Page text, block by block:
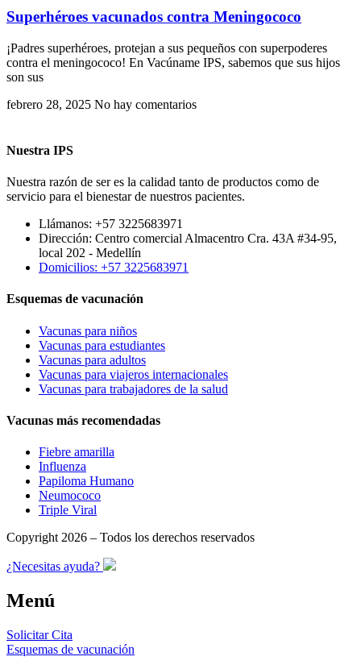
Superhéroes vacunados contra Meningococo
¡Padres superhéroes, protejan a sus pequeños con superpoderes
contra el meningococo! En Vacúname IPS, sabemos que sus hijos
son sus
febrero 28, 2025 No hay comentarios
Nuestra IPS
Nuestra razón de ser es la calidad tanto de productos como de
servicio para el bienestar de nuestros pacientes.
Llámanos: +57 3225683971
Dirección: Centro comercial Almacentro Cra. 43A #34-95,
local 202 - Medellín
Domicilios: +57 3225683971
Esquemas de vacunación
Vacunas para niños
Vacunas para estudiantes
Vacunas para adultos
Vacunas para viajeros internacionales
Vacunas para trabajadores de la salud
Vacunas más recomendadas
Fiebre amarilla
Influenza
Papiloma Humano
Neumococo
Triple Viral
Copyright 2026 – Todos los derechos reservados
¿Necesitas ayuda?
Menú
Solicitar Cita
Esquemas de vacunación